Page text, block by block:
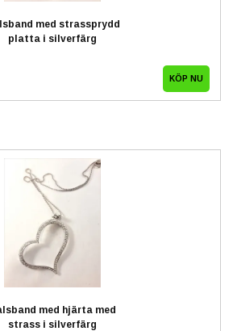
med strassprydd
platta i silverfärg
med hjärta med
strass i silverfärg